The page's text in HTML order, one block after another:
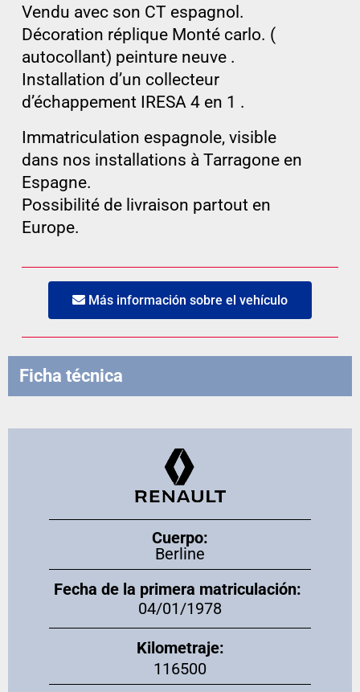
Vendu avec son CT espagnol.
Décoration réplique Monté carlo. (
autocollant) peinture neuve .
Installation d’un collecteur
d’échappement IRESA 4 en 1 .
Immatriculation espagnole, visible
dans nos installations à Tarragone en
Espagne.
Possibilité de livraison partout en
Europe.
Más información sobre el vehículo
Ficha técnica
Cuerpo:
Berline
Fecha de la primera matriculación:
04/01/1978
Kilometraje:
116500